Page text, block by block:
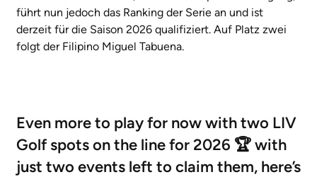
führt nun jedoch das Ranking der Serie an und ist
derzeit für die Saison 2026 qualifiziert. Auf Platz zwei
folgt der Filipino Miguel Tabuena.
Even more to play for now with two LIV
Golf spots on the line for 2026 🏆 with
just two events left to claim them, here’s